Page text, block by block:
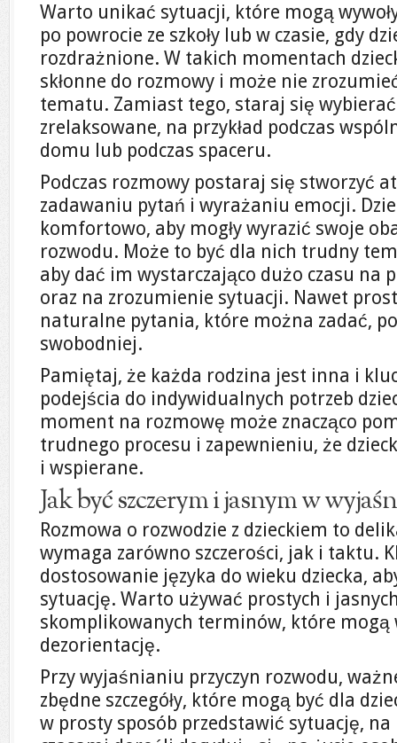
Warto unikać sytuacji, które mogą
po powrocie ze szkoły lub w czasie, gdy
rozdrażnione. W takich momentach
skłonne do rozmowy i może nie
tematu. Zamiast tego, staraj się
zrelaksowane, na przykład podczas
domu lub podczas spaceru.
Podczas rozmowy postaraj się stworzyć
zadawaniu pytań i wyrażaniu emocji.
komfortowo, aby mogły wyrazić swoje
rozwodu. Może to być dla nich trudny
aby dać im wystarczająco dużo czasu na
oraz na zrozumienie sytuacji. Nawet
naturalne pytania, które można zadać,
swobodniej.
Pamiętaj, że każda rodzina jest inna i
podejścia do indywidualnych potrzeb
moment na rozmowę może znacząco
trudnego procesu i zapewnieniu, że
i wspierane.
Jak być szczerym i jasnym w
Rozmowa o rozwodzie z dzieckiem to
wymaga zarówno szczerości, jak i taktu.
dostosowanie języka do wieku dziecka,
sytuację. Warto używać prostych i
skomplikowanych terminów, które mogą
dezorientację.
Przy wyjaśnianiu przyczyn rozwodu,
zbędne szczegóły, które mogą być dla
w prosty sposób przedstawić sytuację, na